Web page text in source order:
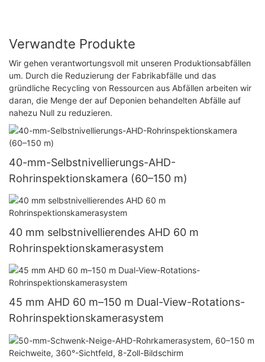
Verwandte Produkte
Wir gehen verantwortungsvoll mit unseren Produktionsabfällen
um. Durch die Reduzierung der Fabrikabfälle und das
gründliche Recycling von Ressourcen aus Abfällen arbeiten wir
daran, die Menge der auf Deponien behandelten Abfälle auf
nahezu Null zu reduzieren.
40-mm-Selbstnivellierungs-AHD-
Rohrinspektionskamera (60–150 m)
40 mm selbstnivellierendes AHD 60 m
Rohrinspektionskamerasystem
45 mm AHD 60 m–150 m Dual-View-Rotations-
Rohrinspektionskamerasystem